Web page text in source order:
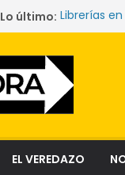
Lo último: Librerías
Las
aspiración
Tecnología
EL VEREDAZO